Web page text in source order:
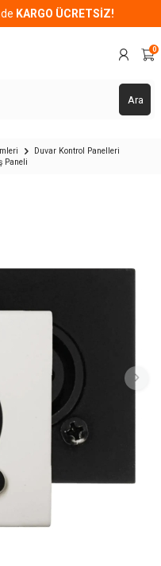
KARGO ÜCRETSİZ!
Ara
0
Duvar Kontrol Panelleri
Paneli